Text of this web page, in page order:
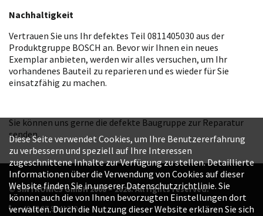
Nachhaltigkeit
Vertrauen Sie uns Ihr defektes Teil 0811405030 aus der
Produktgruppe BOSCH an. Bevor wir Ihnen ein neues
Exemplar anbieten, werden wir alles versuchen, um Ihr
vorhandenes Bauteil zu reparieren und es wieder für Sie
einsatzfähig zu machen.
Sie können uns gerne die defekte Baugruppe zur Reparatur
senden.
© SINTRONICS GmbH 2008 – 2026. All rights reserved.
+49 6187 99413-0
Diese Seite verwendet Cookies, um Ihre Benutzererfahrung
zu verbessern und speziell auf Ihre Interessen
zugeschnittene Inhalte zur Verfügung zu stellen. Detaillierte
Informationen über die Verwendung von Cookies auf dieser
Website finden Sie in unserer Datenschutzrichtlinie. Sie
können auch die von Ihnen bevorzugten Einstellungen dort
verwalten. Durch die Nutzung dieser Website erklären Sie sich